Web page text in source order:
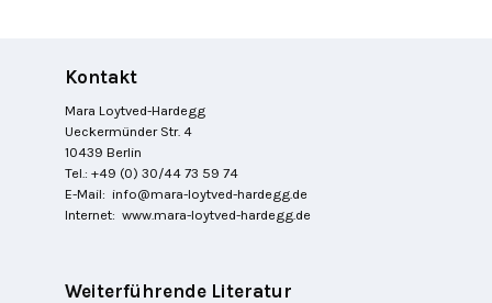
Kontakt
Mara Loytved-Hardegg
Ueckermünder Str. 4
10439 Berlin
Tel.: +49 (0) 30/44 73 59 74
E-Mail: info@mara-loytved-hardegg.de
Internet:www.mara-loytved-hardegg.de
Weiterführende Literatur